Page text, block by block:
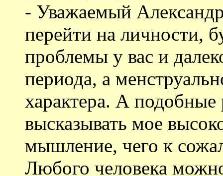
- Уважаемый
перейти на личности,
проблемы у вас и
периода, а
характера. А подобные
высказывать мое
мышление, чего к
Любого человека